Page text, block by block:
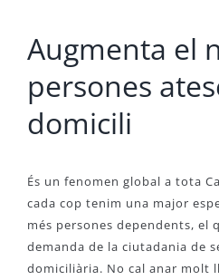
Augmenta el
persones
domicili
És un fenomen global a tota
cada cop tenim una major
més persones dependents, el
demanda de la ciutadania de
domiciliària. No cal anar molt